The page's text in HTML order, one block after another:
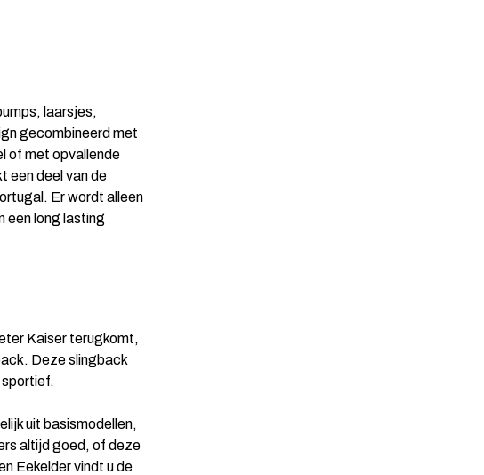
laarsjes,
gecombineerd met
of met opvallende
een deel van de
Er wordt alleen
een long lasting
Kaiser terugkomt,
Deze slingback
sportief.
uit basismodellen,
altijd goed, of deze
Eekelder vindt u de